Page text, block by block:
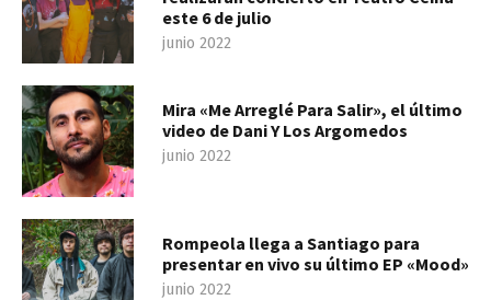
este 6 de julio
junio 2022
Mira «Me Arreglé Para Salir», el último
video de Dani Y Los Argomedos
junio 2022
Rompeola llega a Santiago para
presentar en vivo su último EP «Mood»
junio 2022